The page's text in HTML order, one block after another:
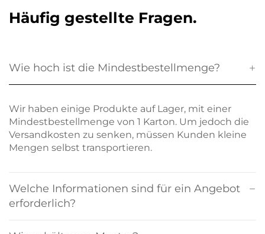
Häufig gestellte Fragen.
Wie hoch ist die Mindestbestellmenge?
Wir haben einige Produkte auf Lager, mit einer
Mindestbestellmenge von 1 Karton. Um jedoch die
Versandkosten zu senken, müssen Kunden kleine
Mengen selbst transportieren.
Welche Informationen sind für ein Angebot
erforderlich?